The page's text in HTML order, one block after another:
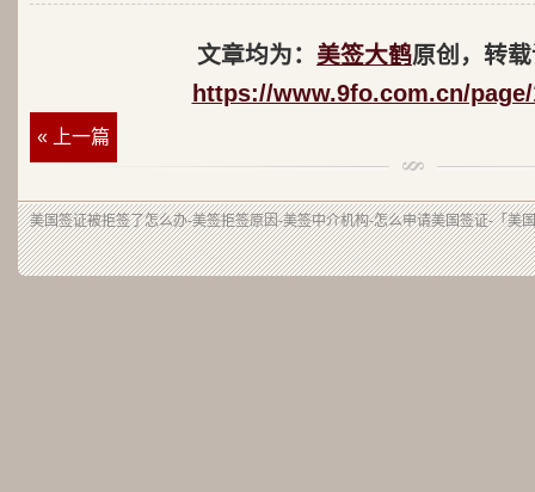
文章均为： 美签大鹤原创，转
https://www.9fo.com.cn/
« 上一篇
美国签证被拒签了怎么办-美签拒签原因-美签中介机构-怎么申请美国签证-「美